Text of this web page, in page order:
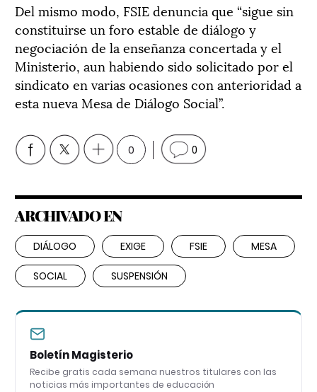
Del mismo modo, FSIE denuncia que “sigue sin
constituirse un foro estable de diálogo y
negociación de la enseñanza concertada y el
Ministerio, aun habiendo sido solicitado por el
sindicato en varias ocasiones con anterioridad a
esta nueva Mesa de Diálogo Social”.
0 0
ARCHIVADO EN
DIÁLOGO EXIGE FSIE MESA
SOCIAL SUSPENSIÓN
Boletín Magisterio
Recibe gratis cada semana nuestros titulares con las
noticias más importantes de educación